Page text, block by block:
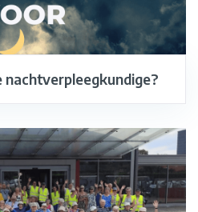
nachtverpleegkundige?